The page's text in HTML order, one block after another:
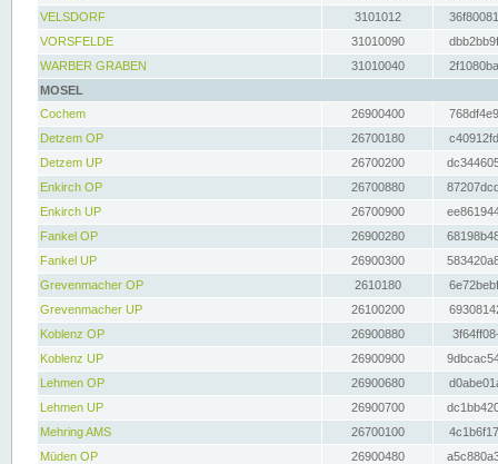
VELSDORF
3101012
VORSFELDE
31010090
WARBER GRABEN
31010040
MOSEL
Cochem
26900400
Detzem OP
26700180
Detzem UP
26700200
Enkirch OP
26700880
Enkirch UP
26700900
Fankel OP
26900280
Fankel UP
26900300
Grevenmacher OP
2610180
Grevenmacher UP
26100200
Koblenz OP
26900880
Koblenz UP
26900900
Lehmen OP
26900680
Lehmen UP
26900700
Mehring AMS
26700100
Müden OP
26900480